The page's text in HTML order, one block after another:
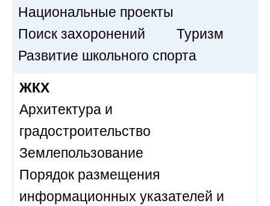
Национальные проекты
Поиск захоронений
Туризм
Развитие школьного спорта
ЖКХ
Архитектура и
градостроительство
Землепользование
Порядок размещения
информационных указателей и